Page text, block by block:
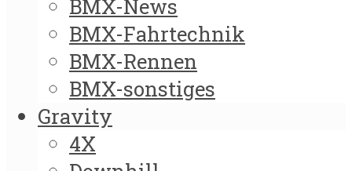
BMX-News
BMX-Fahrtechnik
BMX-Rennen
BMX-sonstiges
Gravity
4X